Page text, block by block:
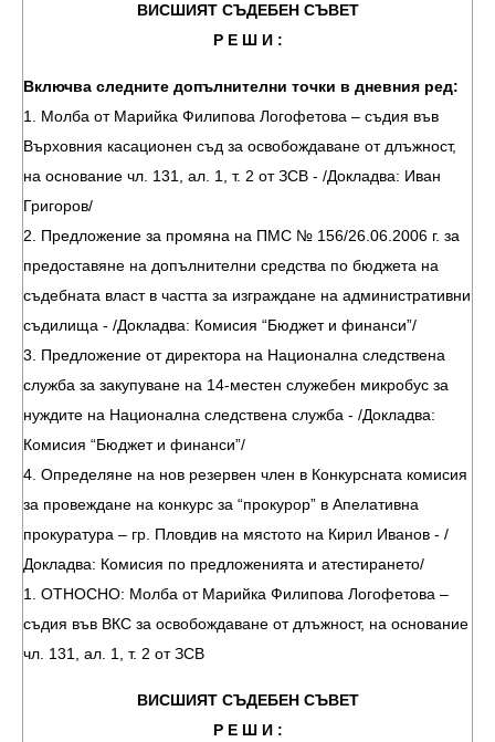
ВИСШИЯТ СЪДЕБЕН СЪВЕТ
Р Е Ш И :
Включва следните допълнителни точки в дневния ред:
1. Молба от Марийка Филипова Логофетова – съдия във
Върховния касационен съд за освобождаване от длъжност,
на основание чл. 131, ал. 1, т. 2 от ЗСВ - /Докладва: Иван
Григоров/
2. Предложение за промяна на ПМС № 156/26.06.2006 г. за
предоставяне на допълнителни средства по бюджета на
съдебната власт в частта за изграждане на административни
съдилища - /Докладва: Комисия “Бюджет и финанси”/
3. Предложение от директора на Национална следствена
служба за закупуване на 14-местен служебен микробус за
нуждите на Национална следствена служба - /Докладва:
Комисия “Бюджет и финанси”/
4. Определяне на нов резервен член в Конкурсната комисия
за провеждане на конкурс за “прокурор” в Апелативна
прокуратура – гр. Пловдив на мястото на Кирил Иванов - /
Докладва: Комисия по предложенията и атестирането/
1. ОТНОСНО: Молба от Марийка Филипова Логофетова –
съдия във ВКС за освобождаване от длъжност, на основание
чл. 131, ал. 1, т. 2 от ЗСВ
ВИСШИЯТ СЪДЕБЕН СЪВЕТ
Р Е Ш И :